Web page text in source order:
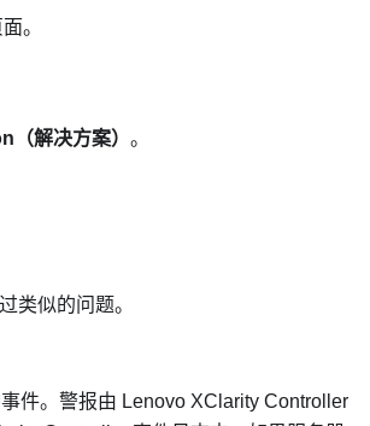
。
（解决方案） 。
类似的问题。
件。警报由 Lenovo XClarity Controller